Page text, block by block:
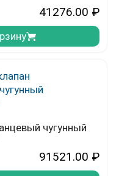
41276.00 ₽
чугунный
91521.00 ₽